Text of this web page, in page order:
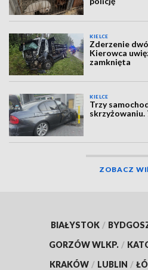
KIELCE
Zderzenie
Kierowca
zamknięta
KIELCE
Trzy
ZOBACZ
BIAŁYSTOK /
GORZÓW WLKP. /
KRAKÓW / LUBLIN /